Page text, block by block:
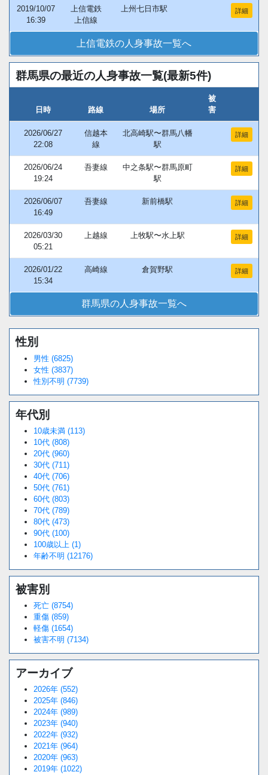
2019/10/07
16:39
上信電鉄
上信線
上州七日市駅 詳細
上信電鉄の人身事故一覧へ
群馬県の最近の人身事故一覧(最新5件)
日時 路線 場所
被
害
2026/06/27
22:08
信越本
線
北高崎駅〜群馬八幡
駅
詳細
2026/06/24
19:24
吾妻線
中之条駅〜群馬原町
駅
詳細
2026/06/07
16:49
吾妻線 新前橋駅 詳細
2026/03/30
05:21
上越線 上牧駅〜水上駅 詳細
2026/01/22
15:34
高崎線 倉賀野駅 詳細
群馬県の人身事故一覧へ
Unmute
性別
男性 (6825)
女性 (3837)
性別不明 (7739)
年代別
10歳未満 (113)
10代 (808)
20代 (960)
30代 (711)
40代 (706)
50代 (761)
60代 (803)
70代 (789)
80代 (473)
90代 (100)
100歳以上 (1)
年齢不明 (12176)
被害別
死亡 (8754)
重傷 (859)
軽傷 (1654)
被害不明 (7134)
アーカイブ
2026年 (552)
2025年 (846)
2024年 (989)
2023年 (940)
2022年 (932)
2021年 (964)
2020年 (963)
2019年 (1022)